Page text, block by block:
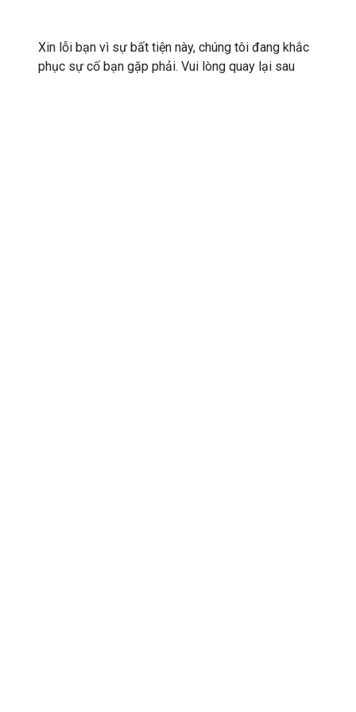
Xin lỗi bạn vì sự bất tiện này, chúng tôi đang khắc
phục sự cố bạn gặp phải. Vui lòng quay lại sau